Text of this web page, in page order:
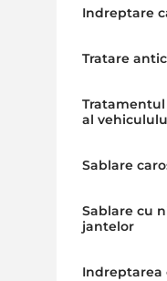
Indreptare
Tratare
al
Sablare
Sablare cu
jantelor
Indreptarea